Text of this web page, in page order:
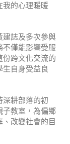
我的心理暖暖
建誌及多次參與
不僅能影響受服
跨文化交流的
自身受益良
深耕部落的初
子教室，為偏鄉
改變社會的目